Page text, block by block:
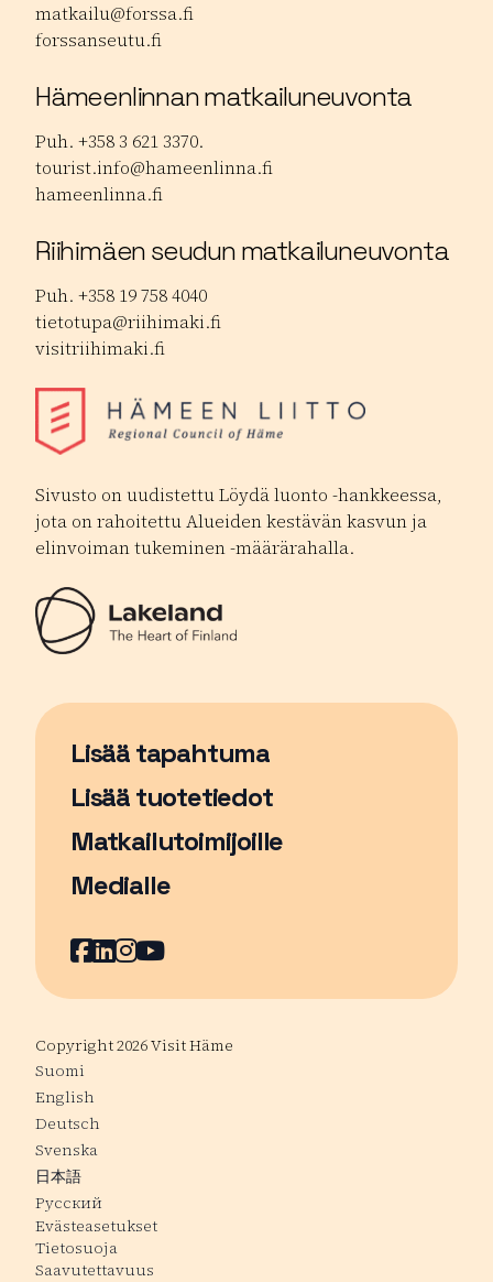
matkailu@forssa.fi
forssanseutu.fi
Hämeenlinnan matkailuneuvonta
Puh. +358 3 621 3370.
tourist.info@hameenlinna.fi
hameenlinna.fi
Riihimäen seudun matkailuneuvonta
Puh. +358 19 758 4040
tietotupa@riihimaki.fi
visitriihimaki.fi
Sivusto on uudistettu Löydä luonto -hankkeessa,
jota on rahoitettu Alueiden kestävän kasvun ja
elinvoiman tukeminen -määrärahalla.
Lisää tapahtuma
Sivu avautuu uudessa ikkunassa
Lisää tuotetiedot
Matkailutoimijoille
Medialle
Facebook
Sivu avautuu uudessa ikkunassa
LinkedIn
Sivu avautuu uudessa ikkunassa
Instagram
Sivu avautuu uudessa
YouTube
Sivu avautuu uudessa
Copyright 2026 Visit Häme
Suomi
English
Deutsch
Svenska
日本語
Русский
Evästeasetukset
Tietosuoja
Saavutettavuus